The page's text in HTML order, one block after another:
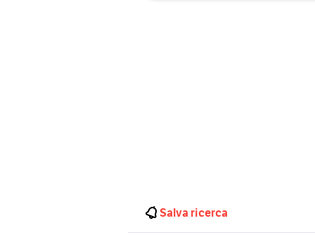
Salva ricerca